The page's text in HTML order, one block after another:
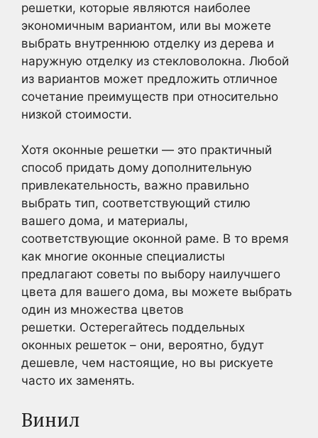
решетки, которые являются наиболее
экономичным вариантом, или вы можете
выбрать внутреннюю отделку из дерева и
наружную отделку из стекловолокна. Любой
из вариантов может предложить отличное
сочетание преимуществ при относительно
низкой стоимости.
Хотя оконные решетки — это практичный
способ придать дому дополнительную
привлекательность, важно правильно
выбрать тип, соответствующий стилю
вашего дома, и материалы,
соответствующие оконной раме. В то время
как многие оконные специалисты
предлагают советы по выбору наилучшего
цвета для вашего дома, вы можете выбрать
один из множества цветов
решетки. Остерегайтесь поддельных
оконных решеток – они, вероятно, будут
дешевле, чем настоящие, но вы рискуете
часто их заменять.
Винил